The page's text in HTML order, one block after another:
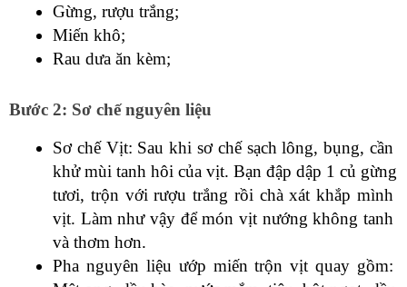
Gừng, rượu trắng;
Miến khô;
Rau dưa ăn kèm;
Bước 2: Sơ chế nguyên liệu
Sơ chế Vịt: Sau khi sơ chế sạch lông, bụng, cần
khử mùi tanh hôi của vịt. Bạn đập dập 1 củ gừng
tươi, trộn với rượu trắng rồi chà xát khắp mình
vịt. Làm như vậy để món vịt nướng không tanh
và thơm hơn.
Pha nguyên liệu ướp miến trộn vịt quay gồm: